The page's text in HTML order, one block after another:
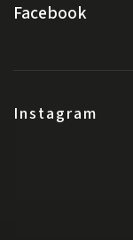
Facebook
Instagram